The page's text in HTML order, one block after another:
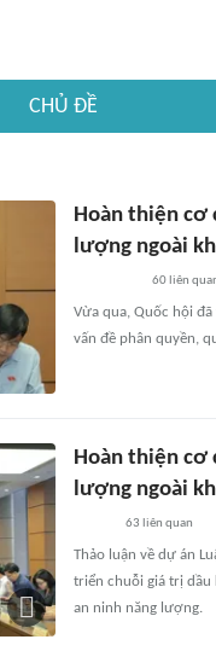
CHỦ ĐỀ
Hoàn thiện cơ
lượng ngoài
60liên
Vừa qua, Quốc hội
vấn đề phân quyền,
Hoàn thiện cơ
lượng ngoài
63 liên quan
Thảo luận về dự án
triển chuỗi giá trị dầu
an ninh năng lượng.